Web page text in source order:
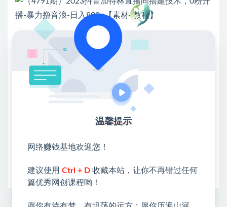
💖课程资料【免费】领取教程💖
①：点击右上角【 】三个点
②：选择【在浏览器打开】
③：点击右上方【登录】领取
限时活动：注册新用户赠送VIP
收藏 海报 链接
温馨提示
网络赚钱基地欢迎您！
建议使用 Ctrl + D 收藏本站，让你不再错过任何
篇优秀网创课程哟！